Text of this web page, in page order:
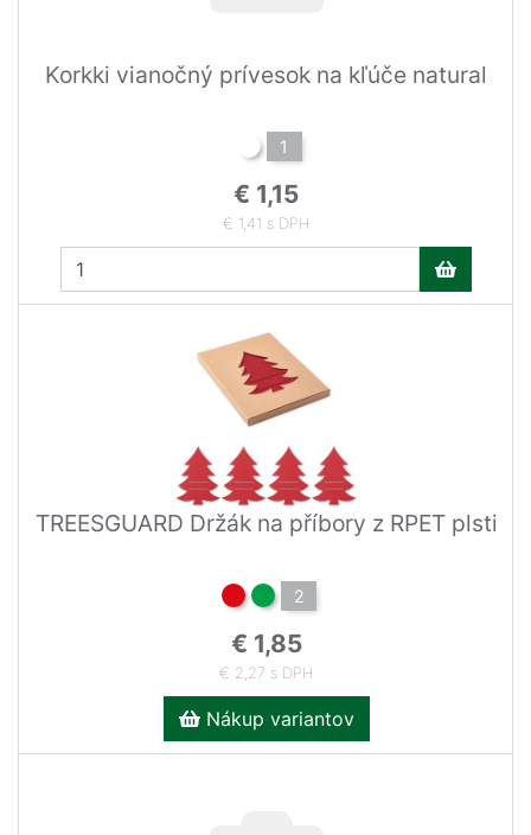
Korkki vianočný prívesok na kľúče natural
1
€ 1,15
€ 1,41 s DPH
TREESGUARD Držák na příbory z RPET plsti
2
€ 1,85
€ 2,27 s DPH
Nákup variantov